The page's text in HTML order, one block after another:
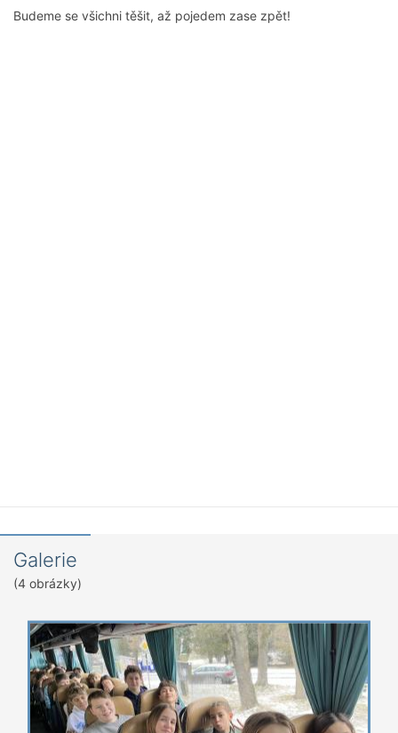
Budeme se všichni těšit, až pojedem zase zpět!
Galerie
(4 obrázky)